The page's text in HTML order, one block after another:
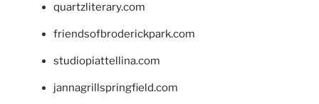
quartzliterary.com
friendsofbroderickpark.com
studiopiattellina.com
jannagrillspringfield.com